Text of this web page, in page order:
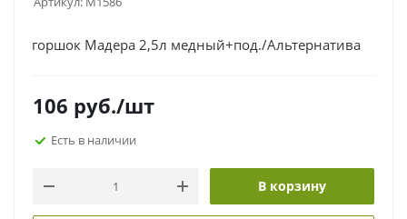
горшок Мадера 2,5л медный+под./Альтернатива
106 руб./шт
Есть в наличии
В корзину